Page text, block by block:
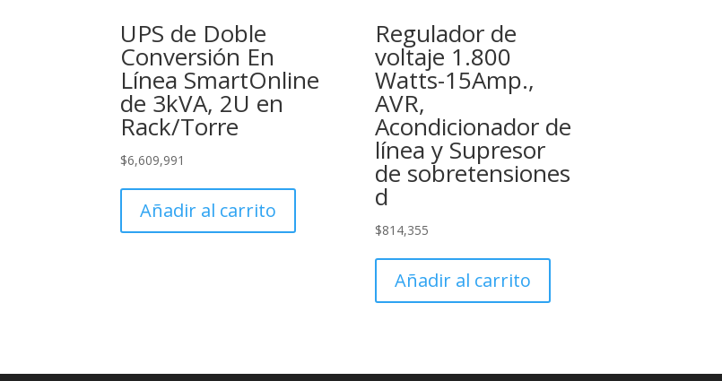
UPS de Doble
Conversión En
Línea SmartOnline
de 3kVA, 2U en
Rack/Torre
$6,609,991
Añadir al carrito
Regulador de
voltaje 1.800
Watts-15Amp.,
AVR,
Acondicionador de
línea y Supresor
de sobretensiones
d
$814,355
Añadir al carrito